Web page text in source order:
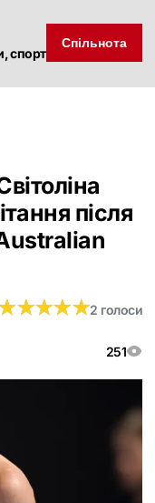
спорт
Спільнота
після
251
★★★★
★★★★2 голоси